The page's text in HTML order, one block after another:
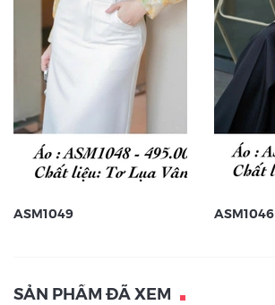
ASM1049 ASM1046
SẢN PHẨM ĐÃ XEM